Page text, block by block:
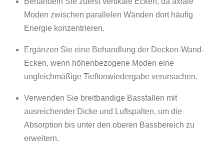
Moden zwischen parallelen Wänden dort häufig
Energie konzentrieren.
Ergänzen Sie eine Behandlung der Decken-Wand-
Ecken, wenn höhenbezogene Moden eine
ungleichmäßige Tieftonwiedergabe verursachen.
Verwenden Sie breitbandige Bassfallen mit
ausreichender Dicke und Luftspalten, um die
Absorption bis unter den oberen Bassbereich zu
erweitern.